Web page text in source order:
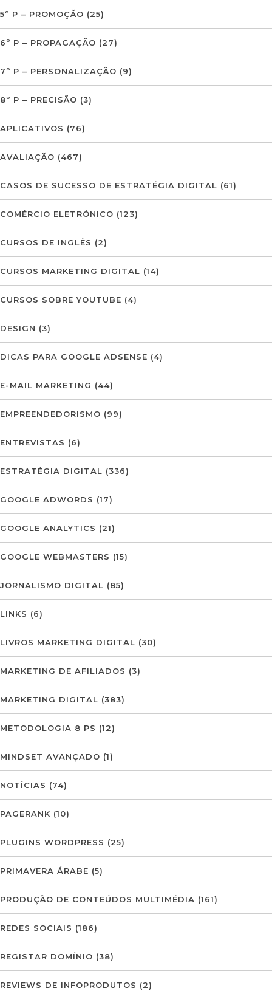
5º P – PROMOÇÃO (25)
6º P – PROPAGAÇÃO (27)
7º P – PERSONALIZAÇÃO (9)
8º P – PRECISÃO (3)
APLICATIVOS (76)
AVALIAÇÃO (467)
CASOS DE SUCESSO DE ESTRATÉGIA DIGITAL (61)
COMÉRCIO ELETRÓNICO (123)
CURSOS DE INGLÊS (2)
CURSOS MARKETING DIGITAL (14)
CURSOS SOBRE YOUTUBE (4)
DESIGN (3)
DICAS PARA GOOGLE ADSENSE (4)
E-MAIL MARKETING (44)
EMPREENDEDORISMO (99)
ENTREVISTAS (6)
ESTRATÉGIA DIGITAL (336)
GOOGLE ADWORDS (17)
GOOGLE ANALYTICS (21)
GOOGLE WEBMASTERS (15)
JORNALISMO DIGITAL (85)
LINKS (6)
LIVROS MARKETING DIGITAL (30)
MARKETING DE AFILIADOS (3)
MARKETING DIGITAL (383)
METODOLOGIA 8 PS (12)
MINDSET AVANÇADO (1)
NOTÍCIAS (74)
PAGERANK (10)
PLUGINS WORDPRESS (25)
PRIMAVERA ÁRABE (5)
PRODUÇÃO DE CONTEÚDOS MULTIMÉDIA (161)
REDES SOCIAIS (186)
REGISTAR DOMÍNIO (38)
REVIEWS DE INFOPRODUTOS (2)